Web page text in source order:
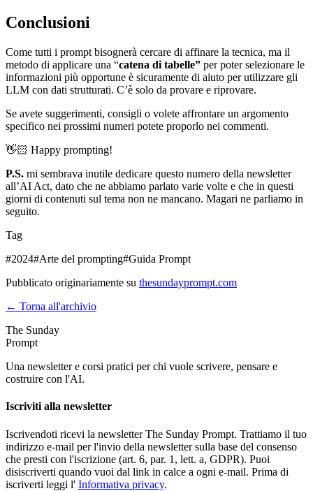
Conclusioni
Come tutti i prompt bisognerà cercare di affinare la tecnica, ma il
metodo di applicare una “catena di tabelle” per poter selezionare le
informazioni più opportune è sicuramente di aiuto per utilizzare gli
LLM con dati strutturati. C’è solo da provare e riprovare.
Se avete suggerimenti, consigli o volete affrontare un argomento
specifico nei prossimi numeri potete proporlo nei commenti.
👋🏻 Happy prompting!
P.S. mi sembrava inutile dedicare questo numero della newsletter
all’AI Act, dato che ne abbiamo parlato varie volte e che in questi
giorni di contenuti sul tema non ne mancano. Magari ne parliamo in
seguito.
Tag
#2024#Arte del prompting#Guida Prompt
Pubblicato originariamente su thesundayprompt.com
← Torna all'archivio
The Sunday
Prompt
Una newsletter e corsi pratici per chi vuole scrivere, pensare e
costruire con l'AI.
Iscriviti alla newsletter
Iscrivendoti ricevi la newsletter The Sunday Prompt. Trattiamo il tuo
indirizzo e-mail per l'invio della newsletter sulla base del consenso
che presti con l'iscrizione (art. 6, par. 1, lett. a, GDPR). Puoi
disiscriverti quando vuoi dal link in calce a ogni e-mail. Prima di
iscriverti leggi l' Informativa privacy.